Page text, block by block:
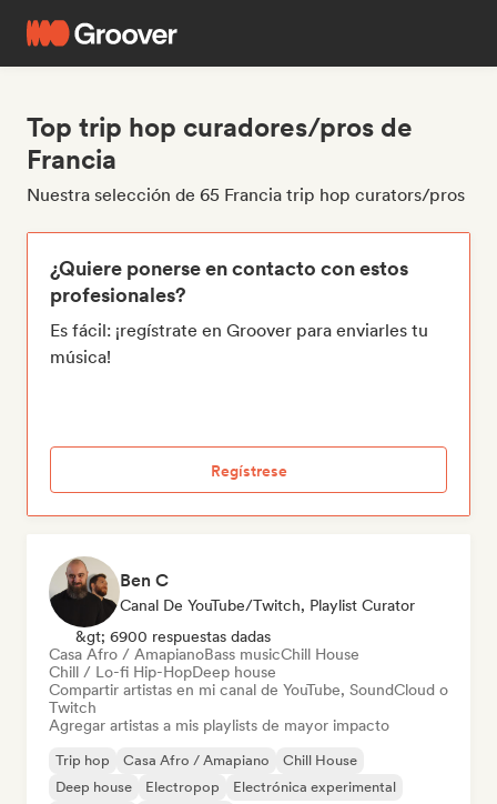
Top trip hop curadores/pros de
Francia
Nuestra selección de 65 Francia trip hop curators/pros
¿Quiere ponerse en contacto con estos
profesionales?
Es fácil: ¡regístrate en Groover para enviarles tu
música!
Regístrese
Ben C
Canal De YouTube/Twitch, Playlist Curator
&gt; 6900 respuestas dadas
Casa Afro / AmapianoBass musicChill House
Chill / Lo-fi Hip-HopDeep house
Compartir artistas en mi canal de YouTube, SoundCloud o
Twitch
Agregar artistas a mis playlists de mayor impacto
Trip hop Casa Afro / Amapiano
Chill House
Deep house
Electropop
Electrónica experimental